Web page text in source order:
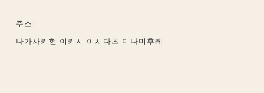
주소:
나가사키현 이키시 이시다초 미나미후레